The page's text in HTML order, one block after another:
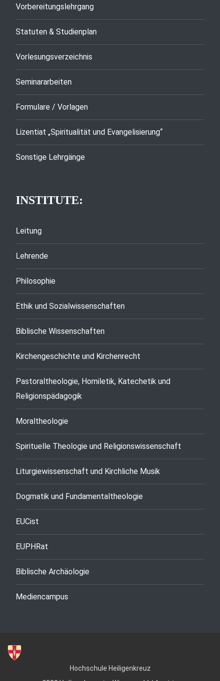
Vorbereitungslehrgang
Statuten & Studienplan
Vorlesungsverzeichnis
Seminararbeiten
Formulare / Vorlagen
Lizentiat „Spiritualität und Evangelisierung“
Sonstige Lehrgänge
INSTITUTE:
Leitung
Lehrende
Philosophie
Ethik und Sozialwissenschaften
Biblische Wissenschaften
Kirchengeschichte und Kirchenrecht
Pastoraltheologie, Homiletik, Katechetik und
Religionspädagogik
Moraltheologie
Spirituelle Theologie und Religionswissenschaft
Liturgiewissenschaft und Kirchliche Musik
Dogmatik und Fundamentaltheologie
EUCist
EUPHRat
Biblische Archäologie
Mediencampus
Hochschule Heiligenkreuz